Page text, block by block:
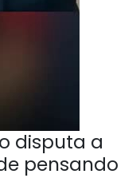
disputa a
pensando